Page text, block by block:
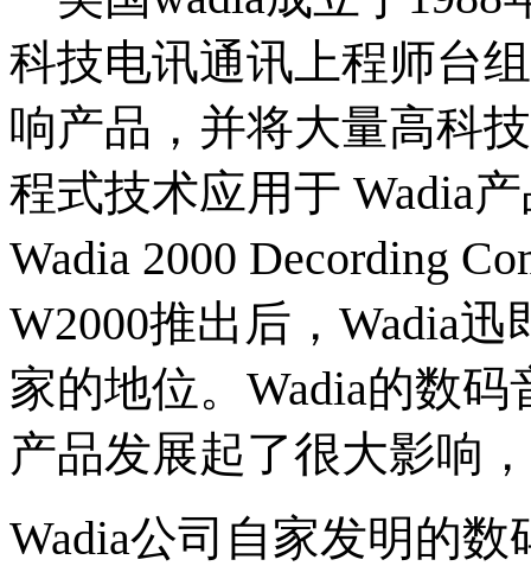
科技电讯通讯上程师台
响产品，并将大量高科
程式技术应用于 Wadia
Wadia 2000 Decording
W2000推出后，Wadia
家的地位。Wadia的数
产品发展起了很大影响
Wadia公司自家发明的